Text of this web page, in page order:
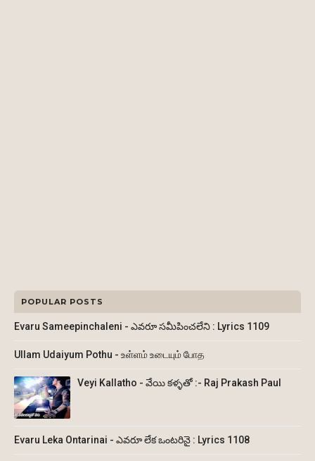
POPULAR POSTS
Evaru Sameepinchaleni - ఎవరూ సమీపించలేని : Lyrics 1109
Ullam Udaiyum Pothu - உள்ளம் உடையும் போத
Veyi Kallatho - వేయి కళ్ళతో :- Raj Prakash Paul
Evaru Leka Ontarinai - ఎవరూ లేక ఒంటరినై : Lyrics 1108